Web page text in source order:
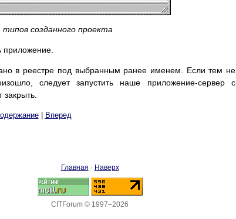
созданного проекта
приложение.
в реестре под выбранным ранее именем. Если тем не
следует запустить наше приложение-сервер с
| Вперед
Главная · Наверх
CITForum © 1997–2026